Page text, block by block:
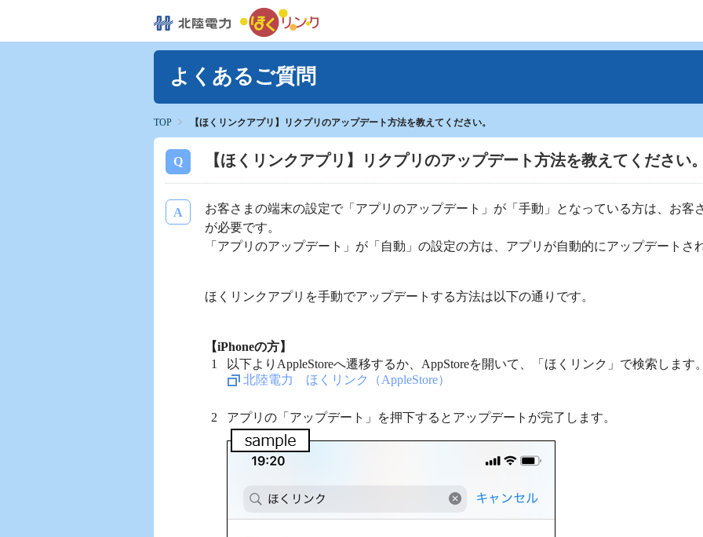
よくあるご質問
TOP 【ほくリンクアプリ】リクプリのアップデート方法を教えてください。
【ほくリンクアプリ】リクプリのアップデート方法を教えてください
お客さまの端末の設定で「アプリのアップデート」が「手動」となっている方は、お客
が必要です。
「アプリのアップデート」が「自動」の設定の方は、アプリが自動的にアップデートさ
ほくリンクアプリを手動でアップデートする方法は以下の通りです。
【iPhoneの方】
以下よりAppleStoreへ遷移するか、AppStoreを開いて、「ほくリンク」で検索します
北陸電力 ほくリンク（AppleStore）
アプリの「アップデート」を押下するとアップデートが完了します。